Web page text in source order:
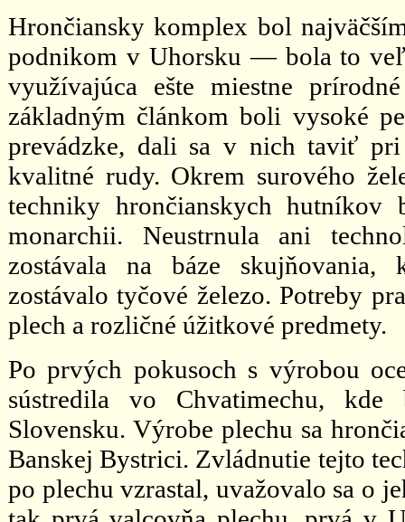
Hrončiansky komplex bol
podnikom v Uhorsku — bola to
využívajúca ešte miestne
základným článkom boli vysoké
prevádzke, dali sa v nich taviť pri
kvalitné rudy. Okrem surového
techniky hrončianskych
monarchii. Neustrnula ani
zostávala na báze skujňovania,
zostávalo tyčové železo. Potreby
plech a rozličné úžitkové predmety.
Po prvých pokusoch s výrobou
sústredila vo Chvatimechu,
Slovensku. Výrobe plechu sa
Banskej Bystrici. Zvládnutie tejto
po plechu vzrastal, uvažovalo sa o